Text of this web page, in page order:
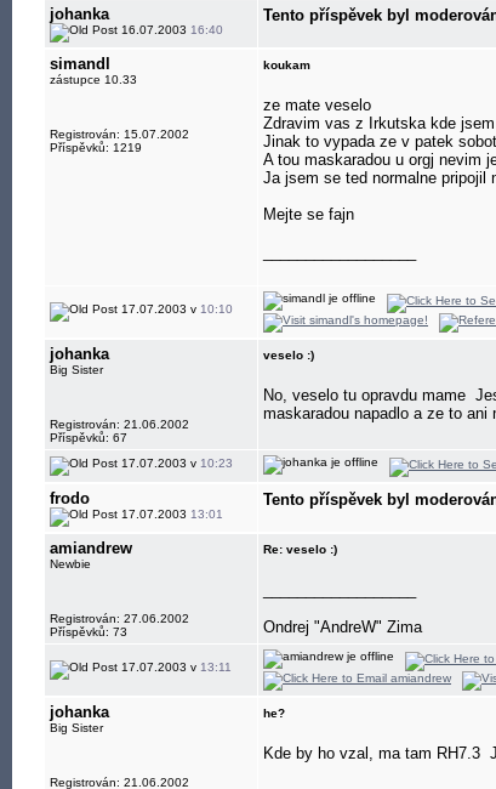
johanka
16.07.2003 16:40
Tento příspěvek byl
simandl
zástupce 10.33
Registrován: 15.07.2002
Příspěvků: 1219
koukam
ze mate veselo
Zdravim vas z Irkutska kde
Jinak to vypada ze v patek
A tou maskaradou u orgj nevim
Ja jsem se ted normalne pripojil
Mejte se fajn
17.07.2003 v 10:10
johanka
Big Sister
Registrován: 21.06.2002
Příspěvků: 67
veselo :)
No, veselo tu opravdu mame
maskaradou napadlo a ze to ani
17.07.2003 v 10:23
frodo
17.07.2003 13:01
Tento příspěvek byl
amiandrew
Newbie
Registrován: 27.06.2002
Příspěvků: 73
Re: veselo :)
Ondrej "AndreW" Zima
17.07.2003 v 13:11
johanka
Big Sister
Registrován: 21.06.2002
he?
Kde by ho vzal, ma tam RH7.3